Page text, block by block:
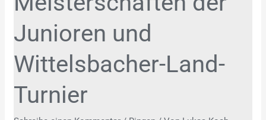
Junioren und
Wittelsbacher-Land-
Turnier
Turnier